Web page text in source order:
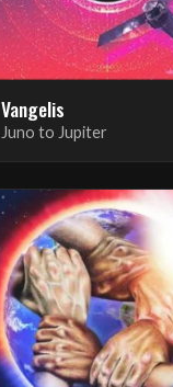
Vangelis
Juno to Jupiter